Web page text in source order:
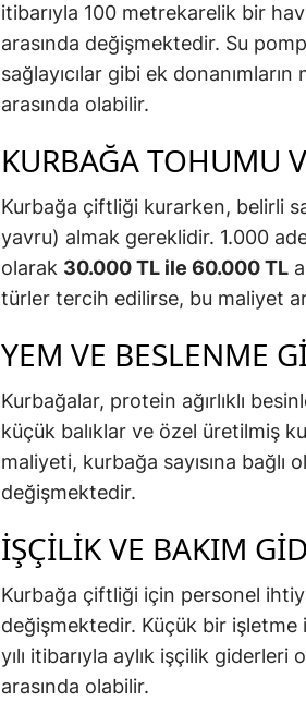
itibarıyla 100 metrekarelik bir
arasında değişmektedir. Su
sağlayıcılar gibi ek donanımların
arasında olabilir.
KURBAĞA TOHUMU
Kurbağa çiftliği kurarken, belirli
yavru) almak gereklidir. 1.000
olarak 30.000 TL ile 60.000 TL
türler tercih edilirse, bu maliyet
YEM VE BESLENME
Kurbağalar, protein ağırlıklı
küçük balıklar ve özel üretilmiş
maliyeti, kurbağa sayısına bağlı
değişmektedir.
İŞÇILIK VE BAKIM
Kurbağa çiftliği için personel
değişmektedir. Küçük bir
yılı itibarıyla aylık işçilik giderleri
arasında olabilir.